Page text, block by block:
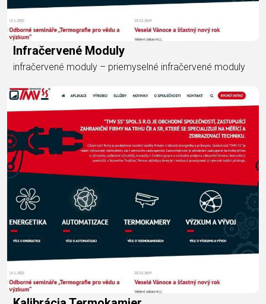
Infračervené Moduly
infračervené moduly – priemyselné infračervené moduly